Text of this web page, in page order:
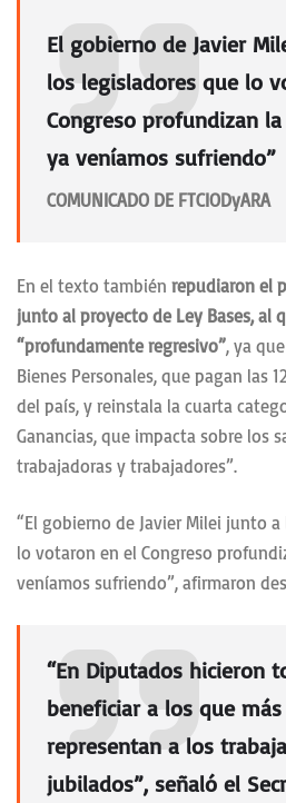
El gobierno de Javier
los legisladores que lo
Congreso profundizan
ya veníamos sufriendo”
COMUNICADO DE FTCIODyARA
En el texto también repudiaron el
junto al proyecto de Ley Bases, al
“profundamente regresivo”, ya
Bienes Personales, que pagan las
del país, y reinstala la cuarta
Ganancias, que impacta sobre los
trabajadoras y trabajadores”.
“El gobierno de Javier Milei junto
lo votaron en el Congreso
veníamos sufriendo”, afirmaron
“En Diputados hicieron
beneficiar a los que
representan a los
jubilados”, señaló el